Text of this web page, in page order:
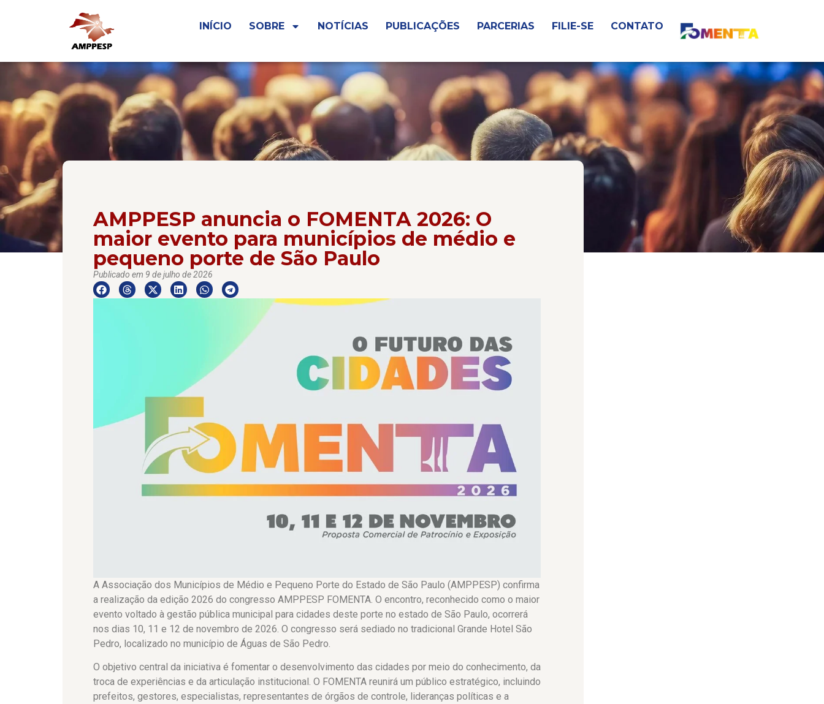
INÍCIO SOBRE NOTÍCIAS PUBLICAÇÕES PARCERIAS FILIE-SE CONTATO
AMPPESP anuncia o FOMENTA 2026: O
maior evento para municípios de médio e
pequeno porte de São Paulo
Publicado em 9 de julho de 2026
A Associação dos Municípios de Médio e Pequeno Porte do Estado de São Paulo (AMPPESP) confirma
a realização da edição 2026 do congresso AMPPESP FOMENTA. O encontro, reconhecido como o maior
evento voltado à gestão pública municipal para cidades deste porte no estado de São Paulo, ocorrerá
nos dias 10, 11 e 12 de novembro de 2026. O congresso será sediado no tradicional Grande Hotel São
Pedro, localizado no município de Águas de São Pedro.
O objetivo central da iniciativa é fomentar o desenvolvimento das cidades por meio do conhecimento, da
troca de experiências e da articulação institucional. O FOMENTA reunirá um público estratégico, incluindo
prefeitos, gestores, especialistas, representantes de órgãos de controle, lideranças políticas e a